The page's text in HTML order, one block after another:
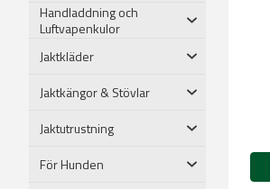
Handladdning och
Luftvapenkulor
Jaktkläder
Jaktkängor & Stövlar
Jaktutrustning
För Hunden